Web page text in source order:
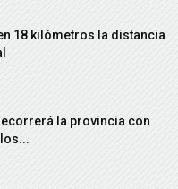
18 kilómetros la distancia
la provincia con